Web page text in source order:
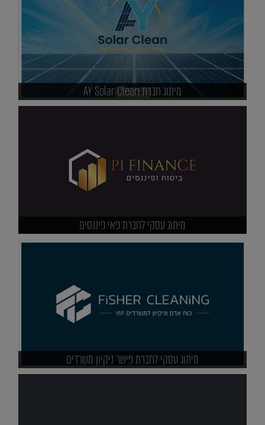
מיתוג חברת AY Solar Clean
מיתוג עסקי לחברת פאי פיננסים
מיתוג עסקי לחברת פישר ניקיון משרדים